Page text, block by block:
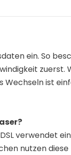
ein. So
zuerst.
Wechseln ist
verwendet
nutzen diese